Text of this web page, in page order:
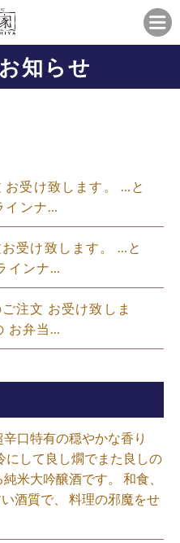
知らせ
受け致します。 …と
インナ…
受け致します。 …と
インナ…
注文 お受け致しま
お弁当…
口特有の穏やかな香り
にして良し燗でまた良しの
米大吟醸酒です。 和食、
酒質で、 料理の邪魔をせ